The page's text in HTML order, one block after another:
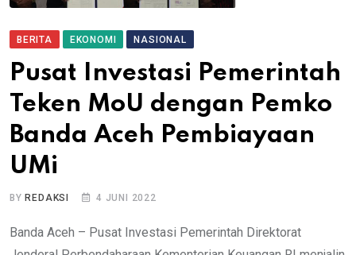
BERITA EKONOMI NASIONAL
Pusat Investasi Pemerintah
Teken MoU dengan Pemko
Banda Aceh Pembiayaan
UMi
BY REDAKSI 4 JUNI 2022
Banda Aceh – Pusat Investasi Pemerintah Direktorat